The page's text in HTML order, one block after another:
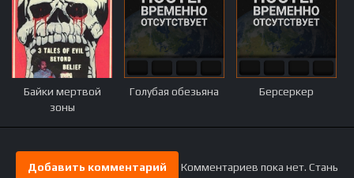
Байки мертвой
зоны
Голубая обезьяна Берсеркер
Добавить комментарий Комментариев пока нет. Стань